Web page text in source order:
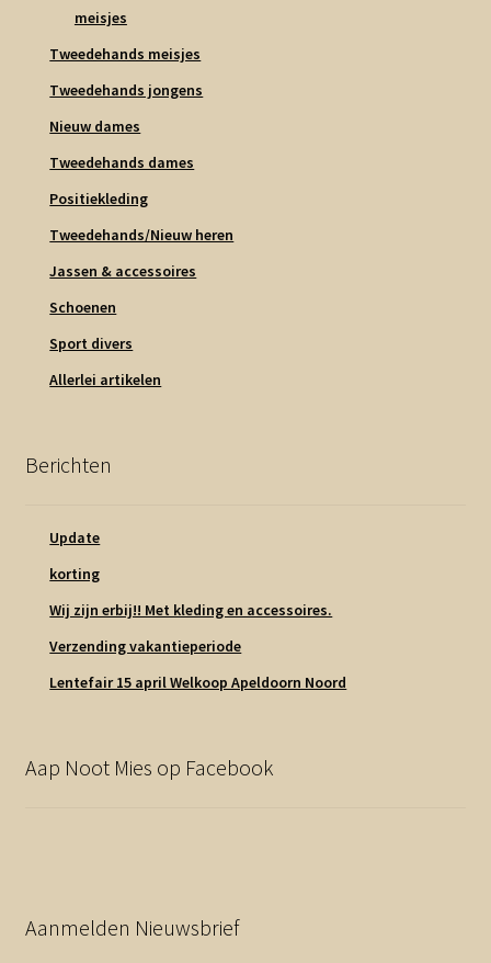
meisjes
Tweedehands meisjes
Tweedehands jongens
Nieuw dames
Tweedehands dames
Positiekleding
Tweedehands/Nieuw heren
Jassen & accessoires
Schoenen
Sport divers
Allerlei artikelen
Berichten
Update
korting
Wij zijn erbij!! Met kleding en accessoires.
Verzending vakantieperiode
Lentefair 15 april Welkoop Apeldoorn Noord
Aap Noot Mies op Facebook
Aanmelden Nieuwsbrief